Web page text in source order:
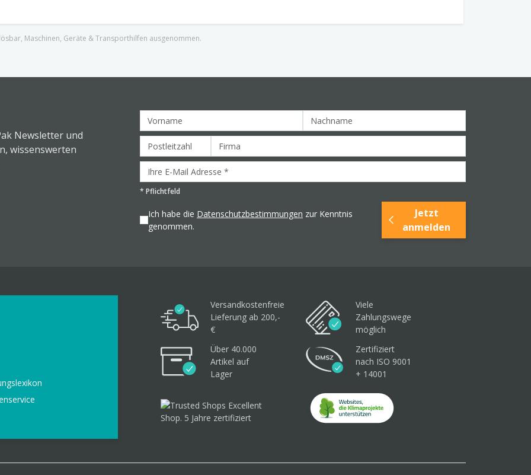
Maschinen, Geräte & Transporthilfen ausgenommen.
Newsletter und
wissenswerten
* Pflichtfeld
Ich habe die Datenschutzbestimmungen zur Kenntnis
genommen.
Jetzt
anmelden
Versandkostenfreie
Lieferung ab 200,-
€
Viele
Zahlungswege
möglich
Über 40.000
Artikel auf
Lager
Zertifiziert
nach ISO 9001
+ 14001